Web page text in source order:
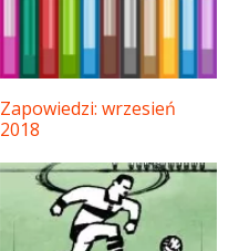
Zapowiedzi: wrzesień
2018